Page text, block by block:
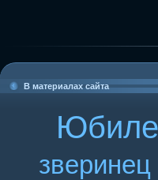
В материалах сайта
зверинец